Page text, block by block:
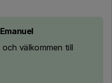
Emanuel
och välkommen till